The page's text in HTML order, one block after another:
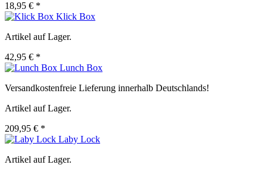
18,95 € *
Klick Box
Artikel auf Lager.
42,95 € *
Lunch Box
Versandkostenfreie Lieferung innerhalb Deutschlands!
Artikel auf Lager.
209,95 € *
Laby Lock
Artikel auf Lager.